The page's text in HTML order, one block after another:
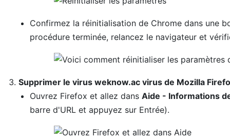
Confirmez la réinitialisation de Chrome dans une
procédure terminée, relancez le navigateur et
Supprimer le virus weknow.ac virus de Mozilla
Ouvrez Firefox et allez dans Aide - Informations
barre d'URL et appuyez sur Entrée).